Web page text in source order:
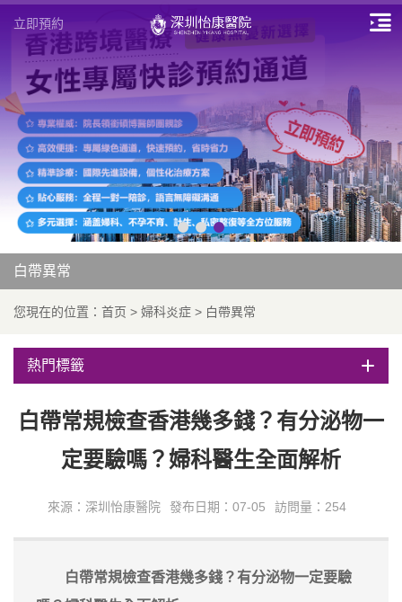
立即預約
白帶異常
您現在的位置： 首页 > 婦科炎症 > 白帶異常
熱門標籤
白帶常規檢查香港幾多錢？有分泌物一
定要驗嗎？婦科醫生全面解析
來源：深圳怡康醫院 發布日期：07-05 訪問量：254
白帶常規檢查香港幾多錢？有分泌物一定要驗